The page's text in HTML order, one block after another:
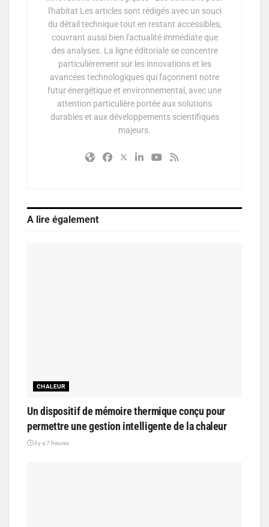
l'habitat Les articles sont rédigés avec un souci
du détail technique tout en restant accessibles,
couvrant aussi bien l'actualité immédiate que
des analyses. La ligne éditoriale se concentre
particulièrement sur les innovations et les
avancées technologiques qui façonnent notre
futur énergétique et environnemental, avec une
attention particulière portée aux solutions
durables et aux développements scientifiques
majeurs.
A lire également
CHALEUR
Un dispositif de mémoire thermique conçu pour
permettre une gestion intelligente de la chaleur
il y a 7 heures